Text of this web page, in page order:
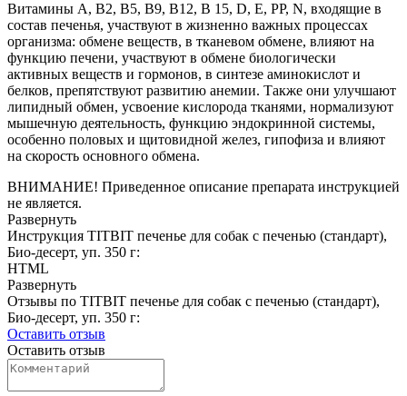
Витамины A, B2, B5, B9, B12, B 15, D, E, PP, N, входящие в
состав печенья, участвуют в жизненно важных процессах
организма: обмене веществ, в тканевом обмене, влияют на
функцию печени, участвуют в обмене биологически
активных веществ и гормонов, в синтезе аминокислот и
белков, препятствуют развитию анемии. Также они улучшают
липидный обмен, усвоение кислорода тканями, нормализуют
мышечную деятельность, функцию эндокринной системы,
особенно половых и щитовидной желез, гипофиза и влияют
на скорость основного обмена.
ВНИМАНИЕ! Приведенное описание препарата инструкцией
не является.
Развернуть
Инструкция TITBIT печенье для собак с печенью (стандарт),
Био-десерт, уп. 350 г:
HTML
Развернуть
Отзывы по TITBIT печенье для собак с печенью (стандарт),
Био-десерт, уп. 350 г:
Оставить отзыв
Оставить отзыв